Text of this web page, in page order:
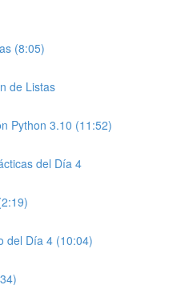
(8:05)
de Listas
Python 3.10 (11:52)
del Día 4
del Día 4 (10:04)